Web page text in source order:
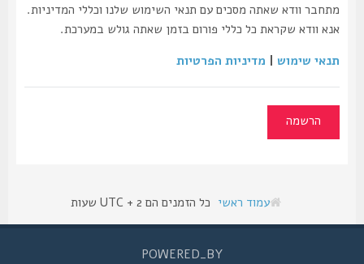
מתחבר וודא שאתה מסכים עם תנאי השימוש שלנו וכללי המדיניות.
אנא וודא שקראת כל כללי פורום בזמן שאתה גולש במערכת.
תנאי שימוש|מדיניות הפרטיות
הרשמה
עמוד ראשי כל הזמנים הם UTC + 2 שעות
POWERED_BY